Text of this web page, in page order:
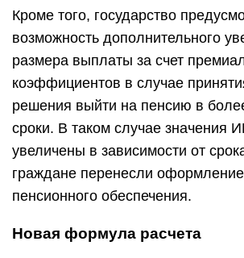
Кроме того, государство
возможность дополнительного
размера выплаты за счет
коэффициентов в случае
решения выйти на пенсию в
сроки. В таком случае значения
увеличены в зависимости от
граждане перенесли
пенсионного обеспечения.
Новая формула расчета